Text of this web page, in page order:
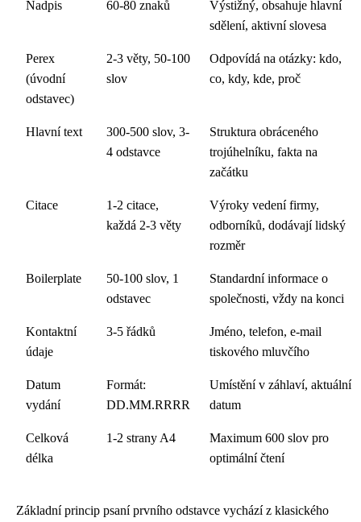
Nadpis 60-80 znaků
Výstižný, obsahuje hlavní
sdělení, aktivní slovesa
Perex
(úvodní
odstavec)
2-3 věty, 50-100
slov
Odpovídá na otázky: kdo,
co, kdy, kde, proč
Hlavní text
300-500 slov, 3-
4 odstavce
Struktura obráceného
trojúhelníku, fakta na
začátku
Citace
1-2 citace,
každá 2-3 věty
Výroky vedení firmy,
odborníků, dodávají lidský
rozměr
Boilerplate
50-100 slov, 1
odstavec
Standardní informace o
společnosti, vždy na konci
Kontaktní
údaje
3-5 řádků
Jméno, telefon, e-mail
tiskového mluvčího
Datum
vydání
Formát:
DD.MM.RRRR
Umístění v záhlaví, aktuální
datum
Celková
délka
1-2 strany A4
Maximum 600 slov pro
optimální čtení
Základní princip psaní prvního odstavce vychází z klasického